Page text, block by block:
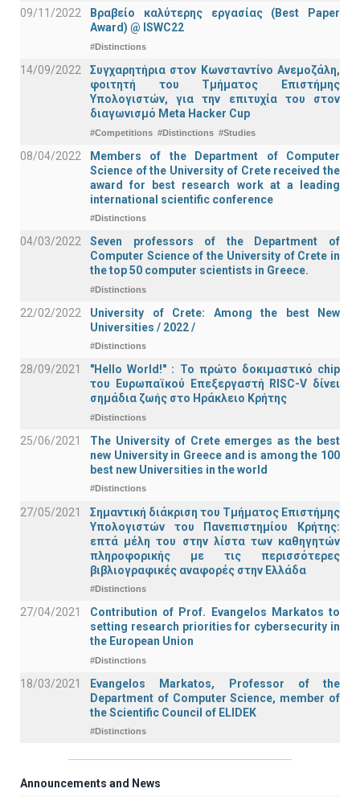
09/11/2022
Βραβείο καλύτερης εργασίας (Best Paper
Award) @ ISWC22
#Distinctions
14/09/2022
Συγχαρητήρια στον Κωνσταντίνο Ανεμοζάλη,
φοιτητή του Τμήματος Επιστήμης
Υπολογιστών, για την επιτυχία του στον
διαγωνισμό Meta Hacker Cup
#Competitions #Distinctions #Studies
08/04/2022
Members of the Department of Computer
Science of the University of Crete received the
award for best research work at a leading
international scientific conference
#Distinctions
04/03/2022
Seven professors of the Department of
Computer Science of the University of Crete in
the top 50 computer scientists in Greece.
#Distinctions
22/02/2022
University of Crete: Among the best New
Universities / 2022 /
#Distinctions
28/09/2021
"Hello World!" : Το πρώτο δοκιμαστικό chip
του Ευρωπαϊκού Επεξεργαστή RISC-V δίνει
σημάδια ζωής στο Ηράκλειο Κρήτης
#Distinctions
25/06/2021
The University of Crete emerges as the best
new University in Greece and is among the 100
best new Universities in the world
#Distinctions
27/05/2021
Σημαντική διάκριση του Τμήματος Επιστήμης
Υπολογιστών του Πανεπιστημίου Κρήτης:
επτά μέλη του στην λίστα των καθηγητών
πληροφορικής με τις περισσότερες
βιβλιογραφικές αναφορές στην Ελλάδα
#Distinctions
27/04/2021
Contribution of Prof. Evangelos Markatos to
setting research priorities for cybersecurity in
the European Union
#Distinctions
18/03/2021
Evangelos Markatos, Professor of the
Department of Computer Science, member of
the Scientific Council of ELIDEK
#Distinctions
Announcements and News